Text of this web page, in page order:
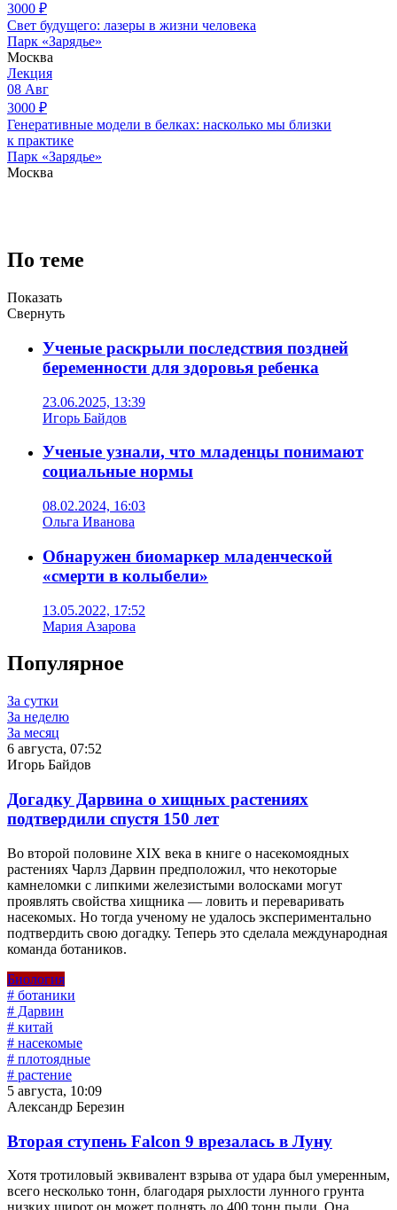
3000 ₽
Свет будущего: лазеры в жизни человека
Парк «Зарядье»
Москва
Лекция
08 Авг
3000 ₽
Генеративные модели в белках: насколько мы близки
к практике
Парк «Зарядье»
Москва
По теме
Показать
Свернуть
Ученые раскрыли последствия поздней
беременности для здоровья ребенка
23.06.2025, 13:39
Игорь Байдов
Ученые узнали, что младенцы понимают
социальные нормы
08.02.2024, 16:03
Ольга Иванова
Обнаружен биомаркер младенческой
«смерти в колыбели»
13.05.2022, 17:52
Мария Азарова
Популярное
За сутки
За неделю
За месяц
6 августа, 07:52
Игорь Байдов
Догадку Дарвина о хищных растениях
подтвердили спустя 150 лет
Во второй половине XIX века в книге о насекомоядных
растениях Чарлз Дарвин предположил, что некоторые
камнеломки с липкими железистыми волосками могут
проявлять свойства хищника — ловить и переваривать
насекомых. Но тогда ученому не удалось экспериментально
подтвердить свою догадку. Теперь это сделала международная
команда ботаников.
Биология
# ботаники
# Дарвин
# китай
# насекомые
# плотоядные
# растение
5 августа, 10:09
Александр Березин
Вторая ступень Falcon 9 врезалась в Луну
Хотя тротиловый эквивалент взрыва от удара был умеренным,
всего несколько тонн, благодаря рыхлости лунного грунта